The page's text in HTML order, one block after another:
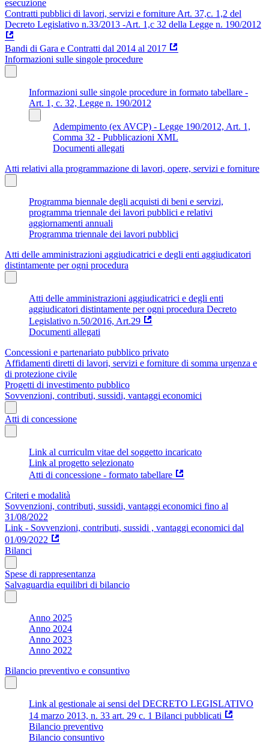
esecuzione
Contratti pubblici di lavori, servizi e forniture Art. 37,c. 1,2 del
Decreto Legislativo n.33/2013 -Art. 1,c 32 della Legge n. 190/2012
Bandi di Gara e Contratti dal 2014 al 2017
Informazioni sulle singole procedure
Informazioni sulle singole procedure in formato tabellare -
Art. 1, c. 32, Legge n. 190/2012
Adempimento (ex AVCP) - Legge 190/2012, Art. 1,
Comma 32 - Pubblicazioni XML
Documenti allegati
Atti relativi alla programmazione di lavori, opere, servizi e forniture
Programma biennale degli acquisti di beni e servizi,
programma triennale dei lavori pubblici e relativi
aggiornamenti annuali
Programma triennale dei lavori pubblici
Atti delle amministrazioni aggiudicatrici e degli enti aggiudicatori
distintamente per ogni procedura
Atti delle amministrazioni aggiudicatrici e degli enti
aggiudicatori distintamente per ogni procedura Decreto
Legislativo n.50/2016, Art.29
Documenti allegati
Concessioni e partenariato pubblico privato
Affidamenti diretti di lavori, servizi e forniture di somma urgenza e
di protezione civile
Progetti di investimento pubblico
Sovvenzioni, contributi, sussidi, vantaggi economici
Atti di concessione
Link al curriculm vitae del soggetto incaricato
Link al progetto selezionato
Atti di concessione - formato tabellare
Criteri e modalità
Sovvenzioni, contributi, sussidi, vantaggi economici fino al
31/08/2022
Link - Sovvenzioni, contributi, sussidi , vantaggi economici dal
01/09/2022
Bilanci
Spese di rappresentanza
Salvaguardia equilibri di bilancio
Anno 2025
Anno 2024
Anno 2023
Anno 2022
Bilancio preventivo e consuntivo
Link al gestionale ai sensi del DECRETO LEGISLATIVO
14 marzo 2013, n. 33 art. 29 c. 1 Bilanci pubblicati
Bilancio preventivo
Bilancio consuntivo